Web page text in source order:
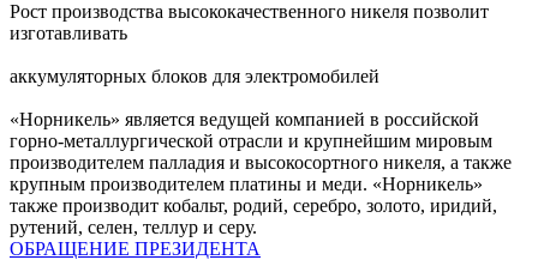
Рост производства высококачественного никеля позволит
изготавливать
аккумуляторных блоков для электромобилей
«Норникель» является ведущей компанией в российской
горно-металлургической отрасли и крупнейшим мировым
производителем палладия и высокосортного никеля, а также
крупным производителем платины и меди. «Норникель»
также производит кобальт, родий, серебро, золото, иридий,
рутений, селен, теллур и серу.
ОБРАЩЕНИЕ ПРЕЗИДЕНТА